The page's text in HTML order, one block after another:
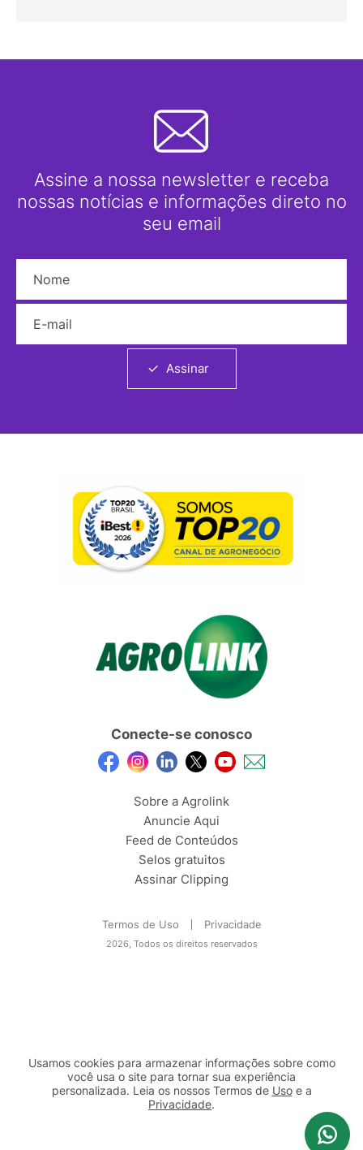
Assine a nossa newsletter e receba
nossas notícias e informações direto no
seu email
Assinar
Conecte-se conosco
Sobre a Agrolink
Anuncie Aqui
Feed de Conteúdos
Selos gratuitos
Assinar Clipping
Termos de Uso Privacidade
2026, Todos os direitos reservados
Usamos cookies para armazenar informações sobre como
você usa o site para tornar sua experiência
personalizada. Leia os nossos Termos de Usoe a
Privacidade.